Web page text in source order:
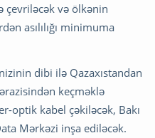
çevriləcək və ölkənin
asılılığı minimuma
dibi ilə Qazaxıstandan
keçməklə
optik kabel çəkiləcək, Bakı
Mərkəzi inşa ediləcək.